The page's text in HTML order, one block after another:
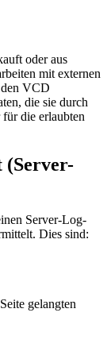
oder aus
mit externen
den VCD
die sie durch
die erlaubten
(Server-
Server-Log-
Dies sind:
gelangten